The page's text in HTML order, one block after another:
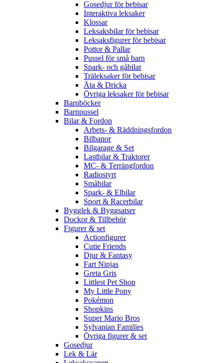
Gosedjur för bebisar
Interaktiva leksaker
Klossar
Leksaksbilar för bebisar
Leksaksfigurer för bebisar
Pottor & Pallar
Pussel för små barn
Spark- och gåbilar
Träleksaker för bebisar
Äta & Dricka
Övriga leksaker för bebisar
Barnböcker
Barnpussel
Bilar & Fordon
Arbets- & Räddningsfordon
Bilbanor
Bilgarage & Set
Lastbilar & Traktorer
MC- & Terrängfordon
Radiostyrt
Småbilar
Spark- & Elbilar
Sport & Racerbilar
Bygglek & Byggsatser
Dockor & Tillbehör
Figurer & set
Actionfigurer
Cutie Friends
Djur & Fantasy
Fart Ninjas
Greta Gris
Littlest Pet Shop
My Little Pony
Pokémon
Shopkins
Super Mario Bros
Sylvanian Families
Övriga figurer & set
Gosedjur
Lek & Lär